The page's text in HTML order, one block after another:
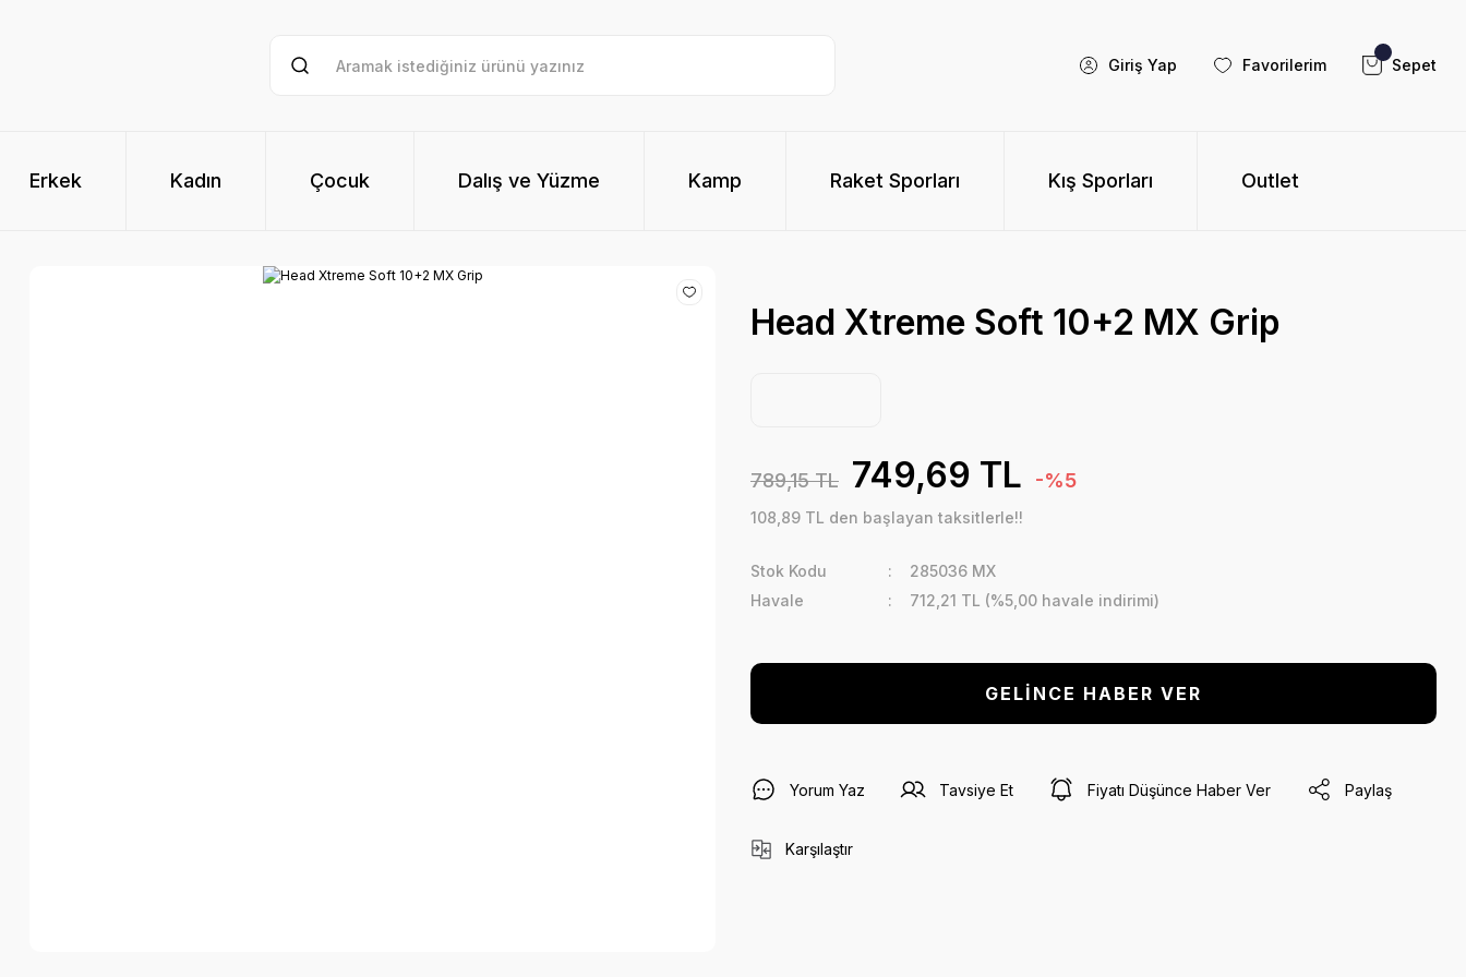
Giriş Yap Favorilerim Sepet
Erkek Kadın Çocuk Dalış ve Yüzme Kamp Raket Sporları Kış Sporları Outlet
Head Xtreme Soft 10+2 MX Grip
789,15 TL 749,69 TL -%5
108,89 TL den başlayan taksitlerle!!
Stok Kodu
285036 MX
Havale
712,21 TL (%5,00 havale indirimi)
GELİNCE HABER VER
Yorum Yaz Tavsiye Et Fiyatı Düşünce Haber Ver Paylaş
Karşılaştır